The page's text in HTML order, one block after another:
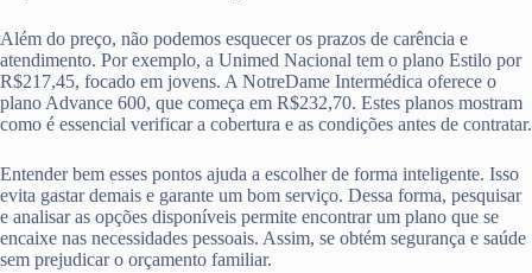
Além do preço, não podemos esquecer os prazos de carência e
atendimento. Por exemplo, a Unimed Nacional tem o plano Estilo por
R$217,45, focado em jovens. A NotreDame Intermédica oferece o
plano Advance 600, que começa em R$232,70. Estes planos mostram
como é essencial verificar a cobertura e as condições antes de contratar.
Entender bem esses pontos ajuda a escolher de forma inteligente. Isso
evita gastar demais e garante um bom serviço. Dessa forma, pesquisar
e analisar as opções disponíveis permite encontrar um plano que se
encaixe nas necessidades pessoais. Assim, se obtém segurança e saúde
sem prejudicar o orçamento familiar.